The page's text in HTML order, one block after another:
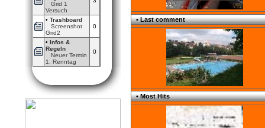
Grid 1
Versuch
• Trashboard
Screenshot
Grid2
0
• Infos &
Regeln
Neuer Termin
1. Renntag
0
• Last comment
• Most Hits